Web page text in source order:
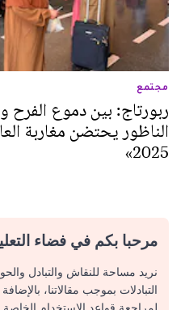
مجتمع
ربورتاج: بين دموع الفرح
الناظور يحتضن مغاربة
2025»
مرحبا بكم في فضاء
نريد مساحة للنقاش والتبادل
التبادلات بموجب مقالاتنا،
لمراجعة قواعد الاستخدام الخاصة